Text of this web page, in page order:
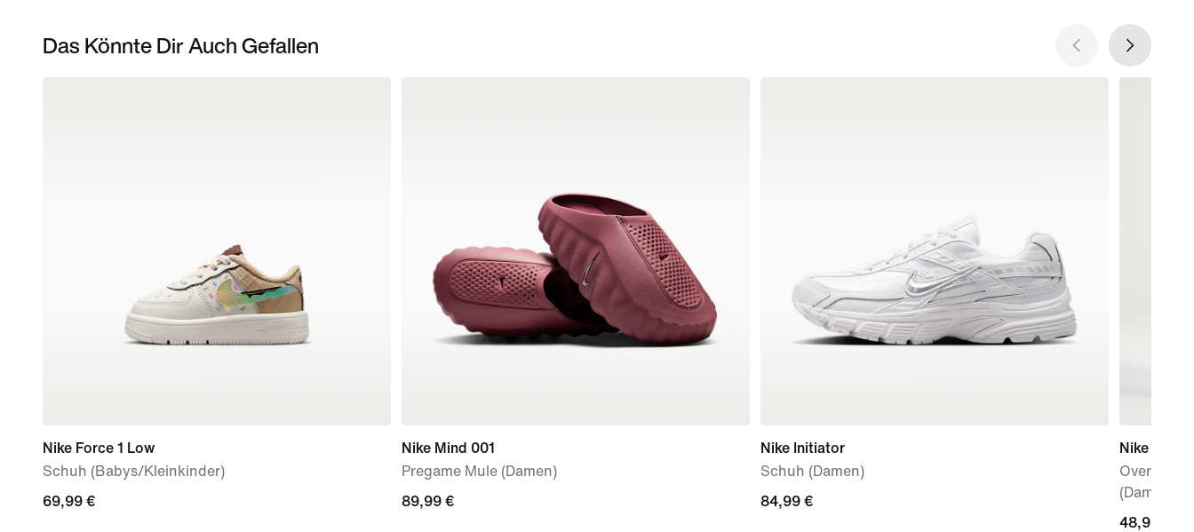
Das Könnte Dir Auch Gefallen
Nike Force 1 Low
Schuh (Babys/Kleinkinder)
69,99 €
69,99 €
Nike Mind 001
Pregame Mule (Damen)
89,99 €
89,99 €
Nike Initiator
Schuh (Damen)
84,99 €
84,99 €
Nike
(Damen)
current
48,99 €